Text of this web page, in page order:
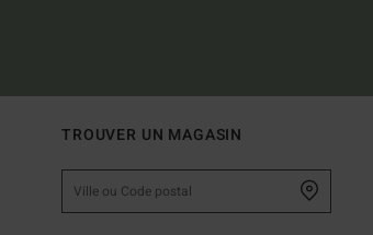
TROUVER UN MAGASIN